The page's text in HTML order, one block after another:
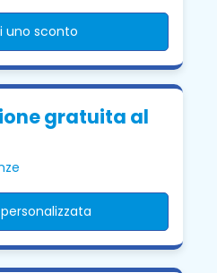
uno sconto
gratuita al